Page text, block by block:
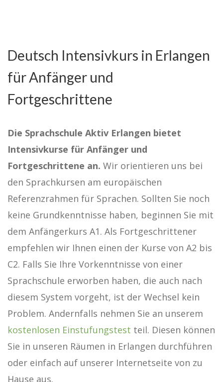
Deutsch Intensivkurs in Erlangen
für Anfänger und
Fortgeschrittene
Die Sprachschule Aktiv Erlangen bietet
Intensivkurse für Anfänger und
Fortgeschrittene an. Wir orientieren uns bei
den Sprachkursen am europäischen
Referenzrahmen für Sprachen. Sollten Sie noch
keine Grundkenntnisse haben, beginnen Sie mit
dem Anfängerkurs A1. Als Fortgeschrittener
empfehlen wir Ihnen einen der Kurse von A2 bis
C2. Falls Sie Ihre Vorkenntnisse von einer
Sprachschule erworben haben, die auch nach
diesem System vorgeht, ist der Wechsel kein
Problem. Andernfalls nehmen Sie an unserem
kostenlosen Einstufungstest teil. Diesen können
Sie in unseren Räumen in Erlangen durchführen
oder einfach auf unserer Internetseite von zu
Hause aus.